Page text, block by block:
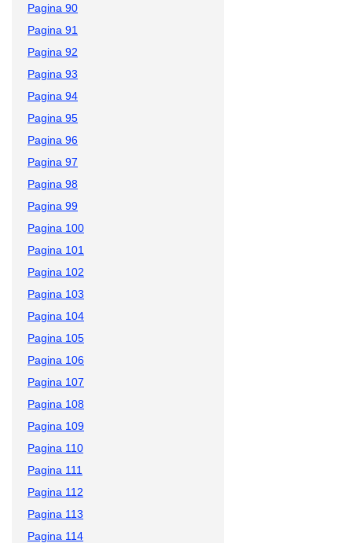
Pagina 90
Pagina 91
Pagina 92
Pagina 93
Pagina 94
Pagina 95
Pagina 96
Pagina 97
Pagina 98
Pagina 99
Pagina 100
Pagina 101
Pagina 102
Pagina 103
Pagina 104
Pagina 105
Pagina 106
Pagina 107
Pagina 108
Pagina 109
Pagina 110
Pagina 111
Pagina 112
Pagina 113
Pagina 114